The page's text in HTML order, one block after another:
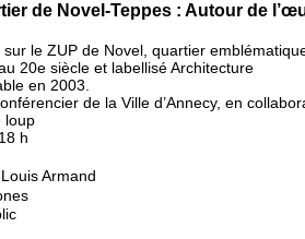
de Novel-Teppes : Autour de
le ZUP de Novel, quartier
20e siècle et labellisé Architecture
en 2003.
de la Ville d’Annecy, en
loup
h
Armand